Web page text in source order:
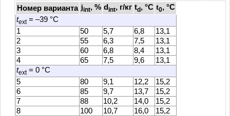
Номер варианта jint, % d int, г/кг td, °С t0, °С
text= –39 °С
1
50 5,7 6,8
13,1
2
55 6,3 7,5
13,1
3
60 6,8 8,4
13,1
4
65 7,5 9,6
13,1
text= 0 °С
5
80 9,1 12,2
15,2
6
85 9,7 13,7
15,2
7
88 10,2 14,0
15,2
8
100 10,7 16,0 15,2